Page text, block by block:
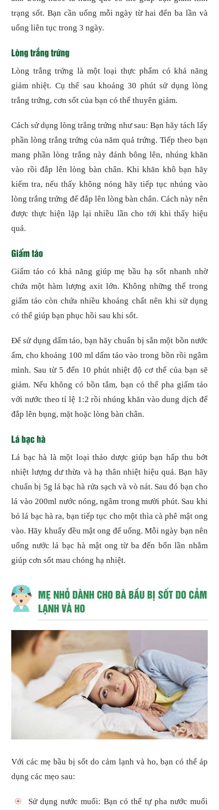
trạng sốt. Bạn cần uống mỗi ngày từ hai đến ba lần và
uống liên tục trong 3 ngày.
Lòng trắng trứng
Lòng trắng trứng là một loại thực phẩm có khả năng
giảm nhiệt. Cụ thể sau khoảng 30 phút sử dụng lòng
trắng trứng, cơn sốt của bạn có thể thuyên giảm.
Cách sử dụng lòng trắng trứng như sau: Bạn hãy tách lấy
phần lòng trắng trứng của năm quả trứng. Tiếp theo bạn
mang phần lòng trắng này đánh bông lên, nhúng khăn
vào rồi đắp lên lòng bàn chân. Khi khăn khô bạn hãy
kiểm tra, nếu thấy không nóng hãy tiếp tục nhúng vào
lòng trắng trứng để đắp lên lòng bàn chân. Cách này nên
được thực hiện lặp lại nhiều lần cho tới khi thấy hiệu
quả.
Giấm táo
Giấm táo có khả năng giúp mẹ bầu hạ sốt nhanh nhờ
chứa một hàm lượng axit lớn. Không những thế trong
giấm táo còn chứa nhiều khoáng chất nên khi sử dụng
có thể giúp bạn phục hồi sau khi sốt.
Để sử dụng dấm táo, bạn hãy chuẩn bị sẵn một bồn nước
ấm, cho khoảng 100 ml dấm táo vào trong bồn rồi ngâm
mình. Sau từ 5 đến 10 phút nhiệt độ cơ thể của bạn sẽ
giảm. Nếu không có bồn tắm, bạn có thể pha giấm táo
với nước theo tỉ lệ 1:2 rồi nhúng khăn vào dung dịch để
đắp lên bụng, mặt hoặc lòng bàn chân.
Lá bạc hà
Lá bạc hà là một loại thảo dược giúp bạn hấp thu bớt
nhiệt lượng dư thừa và hạ thân nhiệt hiệu quả. Bạn hãy
chuẩn bị 5g lá bạc hà rửa sạch và vò nát. Sau đó bạn cho
lá vào 200ml nước nóng, ngâm trong mười phút. Sau khi
bỏ lá bạc hà ra, bạn tiếp tục cho một thìa cà phê mật ong
vào. Hãy khuấy đều mật ong để uống. Mỗi ngày bạn nên
uống nước lá bạc hà mật ong từ ba đến bốn lần nhằm
giúp cơn sốt mau chóng hạ nhiệt.
MẸ NHỎ DÀNH CHO BÀ BẦU BỊ SỐT DO CẢM
LẠNH VÀ HO
Với các mẹ bầu bị sốt do cảm lạnh và ho, bạn có thể áp
dụng các mẹo sau:
Sử dụng nước muối: Bạn có thể tự pha nước muối